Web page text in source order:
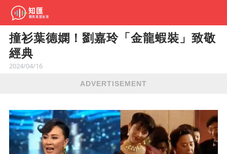
撞衫葉德嫻！劉嘉玲「金龍蝦裝」致敬
經典
2024/04/16
ADVERTISEMENT